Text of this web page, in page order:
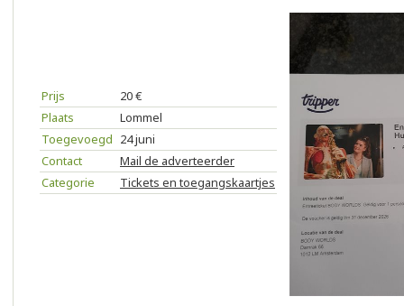
Prijs
20 €
Plaats
Lommel
Toegevoegd 24 juni
Contact
Mail de adverteerder
Categorie
Tickets en toegangskaartjes